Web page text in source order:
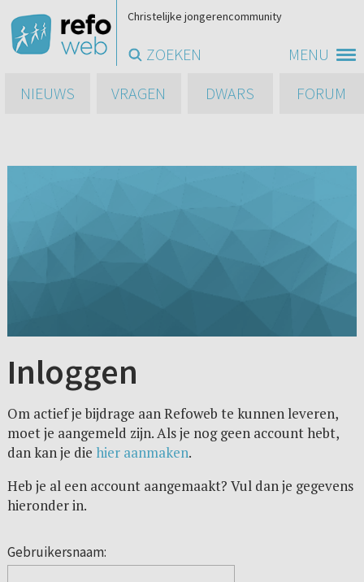
MENU
Christelijke jongerencommunity
ZOEKEN
NIEUWS
VRAGEN DWARS FORUM
Inloggen
Om actief je bijdrage aan Refoweb te kunnen leveren,
moet je aangemeld zijn. Als je nog geen account hebt,
dan kan je die hier aanmaken.
Heb je al een account aangemaakt? Vul dan je gegevens
hieronder in.
Gebruikersnaam: